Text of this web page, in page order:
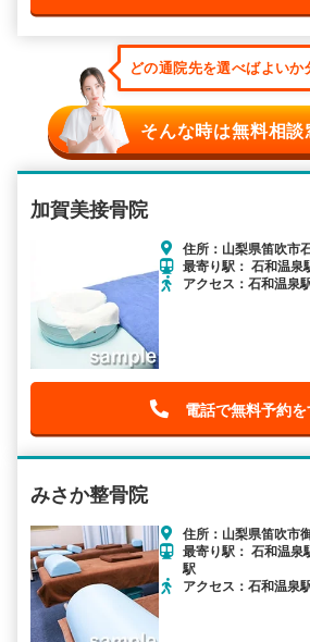
どの通院先を選べばよいか
そんな時は無料相談
加賀美接骨院
住所：山梨県笛吹市
最寄り駅： 石和温泉
アクセス：石和温泉
電話で無料予約を
みさか整骨院
住所：山梨県笛吹市
最寄り駅： 石和温泉
駅
アクセス：石和温泉